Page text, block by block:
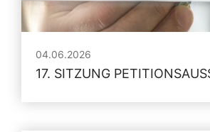
04.06.2026
17. SITZUNG